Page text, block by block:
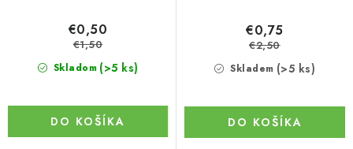
Skladom (>5 ks)
€0,50
€1,50
DO KOŠÍKA
Skladem (>5 ks)
€0,75
€2,50
DO KOŠÍKA